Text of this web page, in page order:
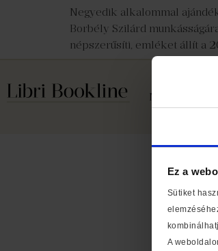
Ez a
Sütiket
A
Negyedik alkalommal
Borbély Szilárd
népszerűsíti, emléket állít a
Médiaajánlat